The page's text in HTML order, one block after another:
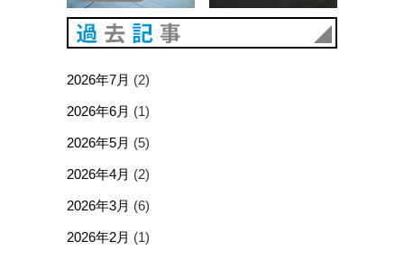
2026年7月 (2)
2026年6月 (1)
2026年5月 (5)
2026年4月 (2)
2026年3月 (6)
2026年2月 (1)